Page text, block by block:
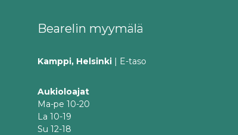
Bearelin myymälä
Kamppi, Helsinki | E-taso
Aukioloajat
Ma-pe 10-20
La 10-19
Su 12-18